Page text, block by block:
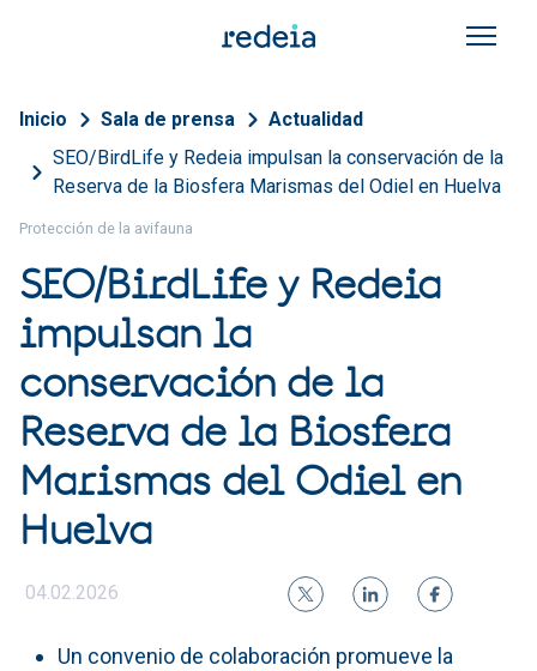
Sobrescribir enlaces de
Inicio Sala de prensa
Actualidad
SEO/BirdLife y Redeia impulsan la conservación de la
Reserva de la Biosfera Marismas del Odiel en Huelva
Protección de la avifauna
SEO/BirdLife y Redeia
impulsan la
conservación de la
Reserva de la Biosfera
Marismas del Odiel en
Huelva
04.02.2026
Un convenio de colaboración promueve la